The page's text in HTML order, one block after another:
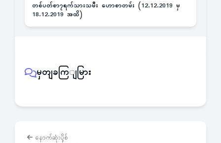
တစ်ပတ်စာ၇ရက်သားသမီး ဟောစာတမ်း (12.12.2019 မှ
18.12.2019 အထိ)
မှတျခကြျမြား
နောက်ဆုံးပို့စ်